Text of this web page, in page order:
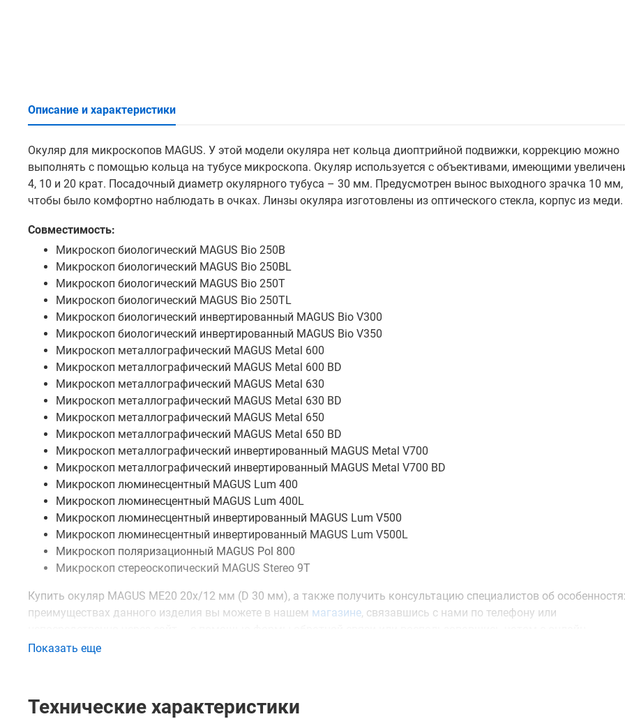
Описание и характеристики
Окуляр для микроскопов MAGUS. У этой модели окуляра нет кольца диоптрийной подвижки, коррекцию можно
выполнять с помощью кольца на тубусе микроскопа. Окуляр используется с объективами, имеющими
4, 10 и 20 крат. Посадочный диаметр окулярного тубуса – 30 мм. Предусмотрен вынос выходного зрачка 10 мм,
чтобы было комфортно наблюдать в очках. Линзы окуляра изготовлены из оптического стекла, корпус из меди.
Совместимость:
Микроскоп биологический MAGUS Bio 250B
Микроскоп биологический MAGUS Bio 250BL
Микроскоп биологический MAGUS Bio 250T
Микроскоп биологический MAGUS Bio 250TL
Микроскоп биологический инвертированный MAGUS Bio V300
Микроскоп биологический инвертированный MAGUS Bio V350
Микроскоп металлографический MAGUS Metal 600
Микроскоп металлографический MAGUS Metal 600 BD
Микроскоп металлографический MAGUS Metal 630
Микроскоп металлографический MAGUS Metal 630 BD
Микроскоп металлографический MAGUS Metal 650
Микроскоп металлографический MAGUS Metal 650 BD
Микроскоп металлографический инвертированный MAGUS Metal V700
Микроскоп металлографический инвертированный MAGUS Metal V700 BD
Микроскоп люминесцентный MAGUS Lum 400
Микроскоп люминесцентный MAGUS Lum 400L
Микроскоп люминесцентный инвертированный MAGUS Lum V500
Микроскоп люминесцентный инвертированный MAGUS Lum V500L
Микроскоп поляризационный MAGUS Pol 800
Микроскоп стереоскопический MAGUS Stereo 9T
Купить окуляр MAGUS ME20 20х/12 мм (D 30 мм), а также получить консультацию специалистов об
преимуществах данного изделия вы можете в нашем магазине, связавшись с нами по телефону или
консультантом.
Показать еще
Технические характеристики